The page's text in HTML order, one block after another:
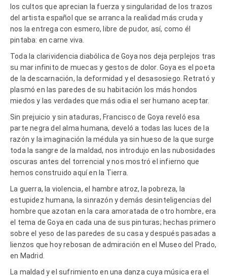
los cultos que aprecian la fuerza y singularidad de los trazos
del artista español que se arranca la realidad más cruda y
nos la entrega con esmero, libre de pudor, así, como él
pintaba: en carne viva.
Toda la clarividencia diabólica de Goya nos deja perplejos tras
su mar infinito de muecas y gestos de dolor. Goya es el poeta
de la descarnación, la deformidad y el desasosiego. Retrató y
plasmó en las paredes de su habitación los más hondos
miedos y las verdades que más odia el ser humano aceptar.
Sin prejuicio y sin ataduras, Francisco de Goya reveló esa
parte negra del alma humana, develó a todas las luces de la
razón y la imaginación la médula ya sin hueso de la que surge
toda la sangre de la maldad, nos introdujo en las nubosidades
oscuras antes del torrencial y nos mostró el infierno que
hemos construido aquí en la Tierra.
La guerra, la violencia, el hambre atroz, la pobreza, la
estupidez humana, la sinrazón y demás desinteligencias del
hombre que azotan en la cara amoratada de otro hombre, era
el tema de Goya en cada una de sus pinturas; hechas primero
sobre el yeso de las paredes de su casa y después pasadas a
lienzos que hoy rebosan de admiración en el Museo del Prado,
en Madrid.
La maldad y el sufrimiento en una danza cuya música era el